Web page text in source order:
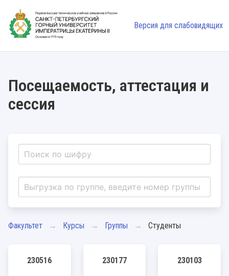
Версия для слабовидящих
Посещаемость, аттестация и
сессия
Факультет Курсы Группы Студенты
230516 230177 230103